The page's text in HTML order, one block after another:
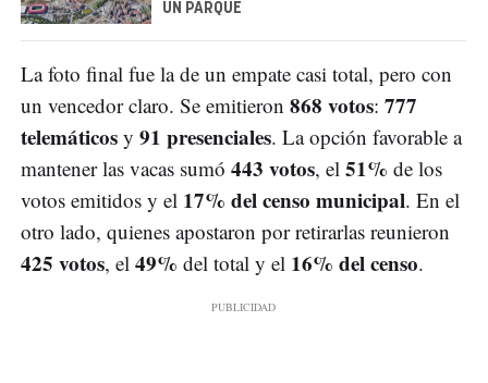
UN PARQUE
La foto final fue la de un empate casi total, pero con
un vencedor claro. Se emitieron 868 votos: 777
telemáticos y 91 presenciales. La opción favorable a
mantener las vacas sumó 443 votos, el 51% de los
votos emitidos y el 17% del censo municipal. En el
otro lado, quienes apostaron por retirarlas reunieron
425 votos, el 49% del total y el 16% del censo.